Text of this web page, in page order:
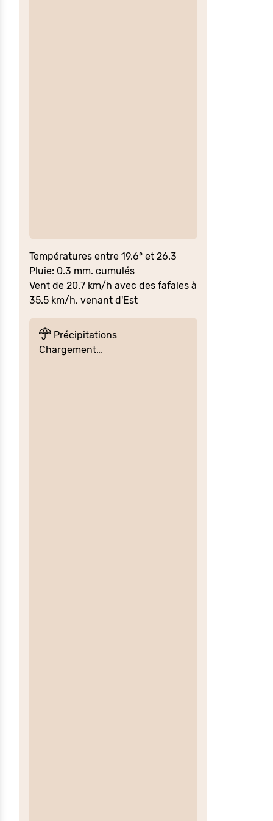
Températures entre 19.6° et 26.3
Pluie: 0.3 mm. cumulés
Vent de 20.7 km/h avec des fafales à
35.5 km/h, venant d'Est
Précipitations
Chargement…